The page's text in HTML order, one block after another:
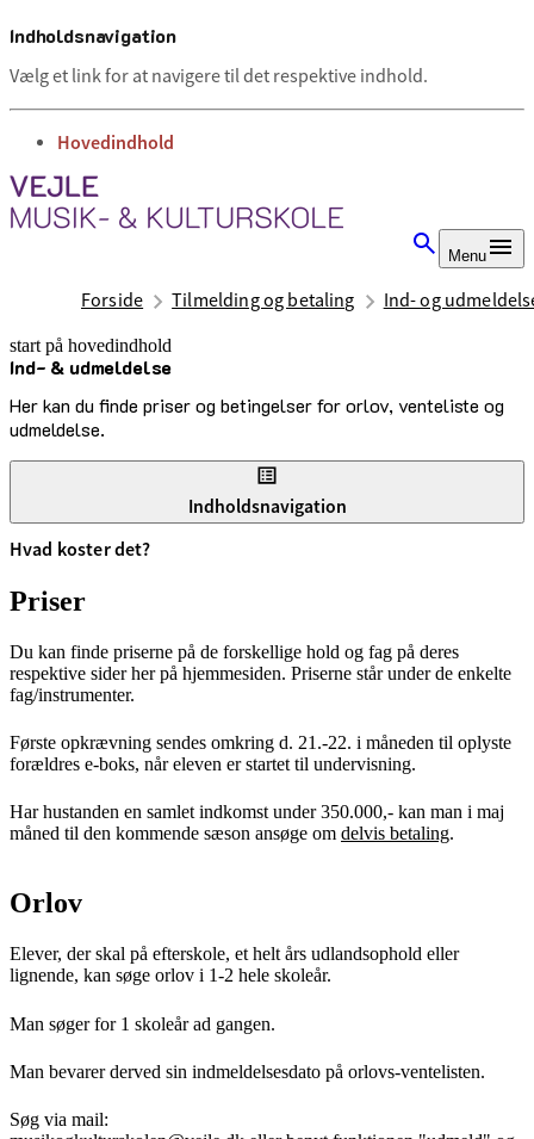
Indholdsnavigation
Vælg et link for at navigere til det respektive indhold.
gå til
Hovedindhold
Menu
Forside Tilmelding og betaling Ind- og
start på hovedindhold
Ind- & udmeldelse
Her kan du finde priser og betingelser for orlov, venteliste og
udmeldelse.
senest opdateret 9. juni 2026
Indholdsnavigation
Hvad koster det?
Priser
Du kan finde priserne på de forskellige hold og fag på deres
respektive sider her på hjemmesiden. Priserne står under de enkelte
fag/instrumenter.
Første opkrævning sendes omkring d. 21.-22. i måneden til oplyste
forældres e-boks, når eleven er startet til undervisning.
Har hustanden en samlet indkomst under 350.000,- kan man i maj
måned til den kommende sæson ansøge om delvis betaling.
Orlov
Elever, der skal på efterskole, et helt års udlandsophold eller
lignende, kan søge orlov i 1-2 hele skoleår.
Man søger for 1 skoleår ad gangen.
Man bevarer derved sin indmeldelsesdato på orlovs-ventelisten.
Søg via mail: